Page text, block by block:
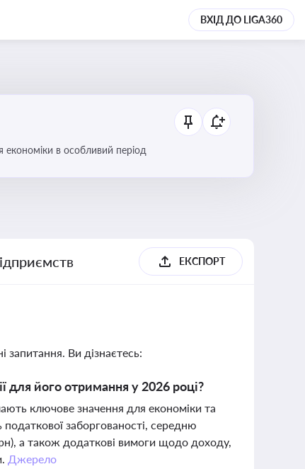
ВХІД ДО LIGA360
економіки в особливий період
ЕКСПОРТ
запитання. Ви дізнаєтесь:
для його отримання у 2026 році?
ключове значення для економіки та
заборгованості, середню
а також додаткові вимоги щодо доходу,
Джерело